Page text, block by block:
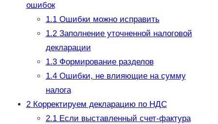
ошибок
1.1Ошибки можно исправить
1.2Заполнение уточненной налоговой
декларации
1.3Формирование разделов
1.4Ошибки, не влияющие на сумму
налога
2Корректируем декларацию по НДС
2.1Если выставленный счет-фактура